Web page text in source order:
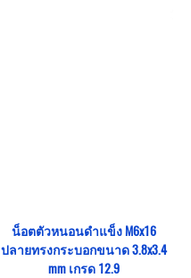
น็อตตัวหนอนดำแข็ง M6x16
ปลายทรงกระบอกขนาด 3.8x3.4
mm เกรด 12.9